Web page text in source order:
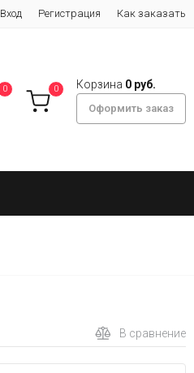
Вход Регистрация Как заказать
0 0 Корзина 0 руб.
Оформить заказ
В сравнение